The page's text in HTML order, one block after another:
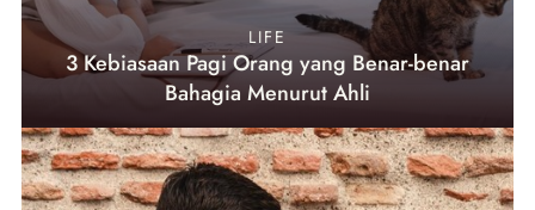
LIFE
3 Kebiasaan Pagi Orang yang Benar-benar
Bahagia Menurut Ahli